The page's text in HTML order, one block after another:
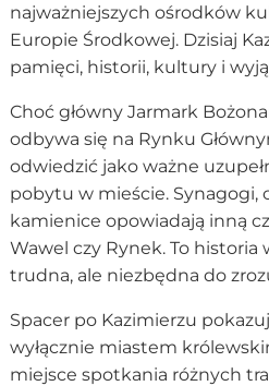
najważniejszych ośrodków
Europie Środkowej. Dzisiaj
pamięci, historii, kultury i
Choć główny Jarmark
odbywa się na Rynku
odwiedzić jako ważne
pobytu w mieście. Synagogi,
kamienice opowiadają inną
Wawel czy Rynek. To
trudna, ale niezbędna do
Spacer po Kazimierzu
wyłącznie miastem
miejsce spotkania różnych